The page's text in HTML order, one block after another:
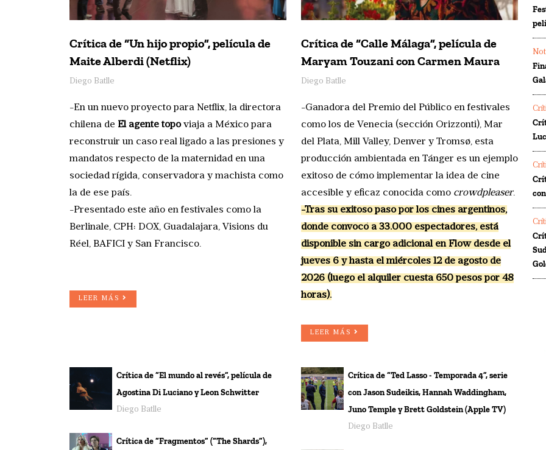
Crítica de “Un hijo propio”, película de
Maite Alberdi (Netflix)
Diego Batlle
-En un nuevo proyecto para Netflix, la directora
chilena de El agente topoviaja a México para
reconstruir un caso real ligado a las presiones y
mandatos respecto de la maternidad en una
sociedad rígida, conservadora y machista como
la de ese país.
-Presentado este año en festivales como la
Berlinale, CPH: DOX, Guadalajara, Visions du
Réel, BAFICI y San Francisco.
LEER MÁS
Crítica de “Calle Málaga”, película de
Maryam Touzani con Carmen Maura
Diego Batlle
-Ganadora del Premio del Público en festivales
como los de Venecia (sección Orizzonti), Mar
del Plata, Mill Valley, Denver y Tromsø, esta
producción ambientada en Tánger es un ejemplo
exitoso de cómo implementar la idea de cine
accesible y eficaz conocida como crowdpleaser.
-Tras su exitoso paso por los cines argentinos,
donde convocó a 33.000 espectadores, está
disponible sin cargo adicional en Flow desde el
jueves 6 y hasta el miércoles 12 de agosto de
2026 (luego el alquiler cuesta 650 pesos por 48
horas).
LEER MÁS
Crítica de “El mundo al revés”, película de
Agostina Di Luciano y Leon Schwitter
Diego Batlle
Crítica de “Fragmentos” (“The Shards”),
Crítica de “Ted Lasso - Temporada 4”, serie
con Jason Sudeikis, Hannah Waddingham,
Juno Temple y Brett Goldstein (Apple TV)
Diego Batlle